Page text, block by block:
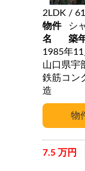
2LDK /
物件
名
シ
築
1985年11
山口県宇
鉄筋コン
造
7.5 万円